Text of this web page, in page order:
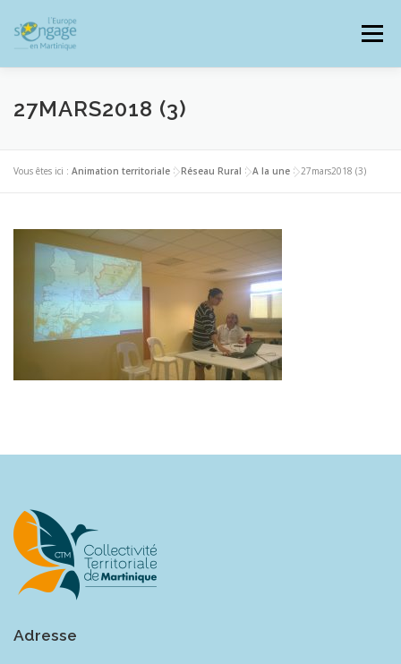
contenu
Menu
PROGRAMMES J’AI UN PROJET
JE SUIS BÉNÉFICIAIRE
RESSOURCES DOCUMENTAIRES ZOOM EUROPE
SIGNALER UNE FRAUDE
27MARS2018 (3)
Vous êtes ici : Animation territoriale >Réseau Rural >A la une >27mars2018 (3)
Adresse